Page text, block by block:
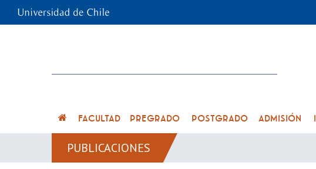
FACULTAD PREGRADO POSTGRADO ADMISIÓN
PUBLICACIONES